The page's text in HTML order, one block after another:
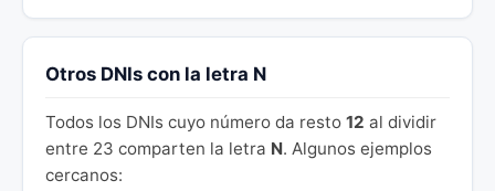
Otros DNIs con la letra N
Todos los DNIs cuyo número da resto 12 al dividir
entre 23 comparten la letra N. Algunos ejemplos
cercanos: